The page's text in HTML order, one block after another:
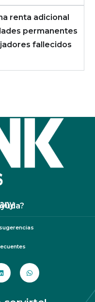
renta adicional
permanentes
fallecidos